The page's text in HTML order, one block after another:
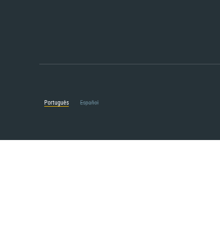
Português Español